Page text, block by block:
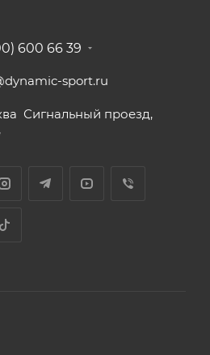
600 66 39
sport.ru
Сигнальный проезд,